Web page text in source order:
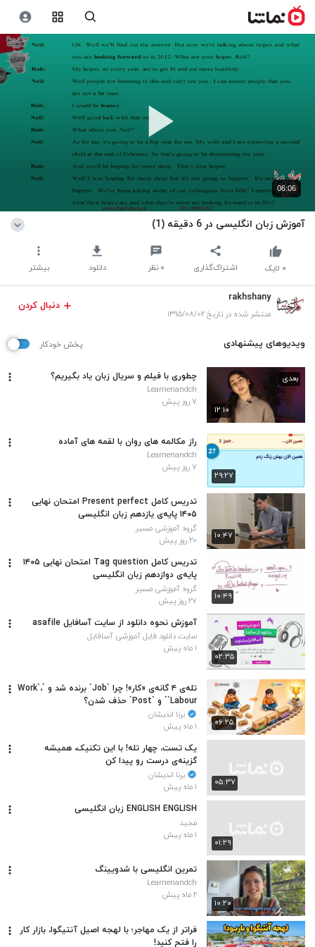
06:06
آموزش زبان انگلیسی در 6 دقیقه (1)
اشتراک‌گذاری ۰ نظر دانلود بیشتر ۰ لایک
rakhshany
منتشر شده در تاریخ ۱۳۹۵/۰۸/۰۲
دنبال کردن
ویدیوهای پیشنهادی پخش خودکار
۱۲:۱۰
بعدی چطوری با فیلم و سریال زبان یاد بگیریم؟
Learnenandch
۷ روز پیش
۲۹:۲۷
راز مکالمه های روان با لقمه های آماده
Learnenandch
۷ روز پیش
۱۰:۴۷
تدریس کامل Present perfect امتحان نهایی
۱۴۰۵ پایه‌ی یازدهم زبان انگلیسی
گروه آموزشی مسیر
۲۰ روز پیش
۱۰:۴۹
تدریس کامل Tag question امتحان نهایی ۱۴۰۵
پایه‌ی دوازدهم زبان انگلیسی
گروه آموزشی مسیر
۲۷ روز پیش
۰۲:۳۵
آموزش نحوه دانلود از سایت آسافایل asafile
سایت دانلود فایل آموزشی آسافایل
۱ ماه پیش
۰۶:۲۵
تله‌ی ۴ گانه‌ی «کار»! چرا `Job` برنده شد و `Work`،
`Labour` و `Post` حذف شدن؟
برنا اندیشان
۱ ماه پیش
۰۵:۳۷
یک تست، چهار تله! با این تکنیک، همیشه
گزینه‌ی درست رو پیدا کن
برنا اندیشان
۱ ماه پیش
۰۱:۲۹
ENGLISH ENGLISH زبان انگلیسی
مجید
۱ ماه پیش
۱۰:۲۰
تمرین انگلیسی با شدویینگ
Learnenandch
۲ ماه پیش
فراتر از یک مهاجر؛ با لهجه اصیل آنتیگوا، بازار کار
را فتح کنید!